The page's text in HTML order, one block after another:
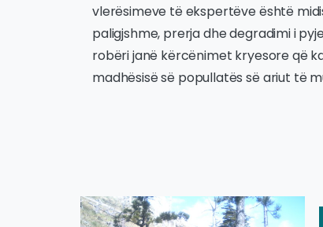
vlerësimeve të ekspertëve është
paligjshme, prerja dhe degradimi i
robëri janë kërcënimet kryesore që
madhësisë së popullatës së ariut të